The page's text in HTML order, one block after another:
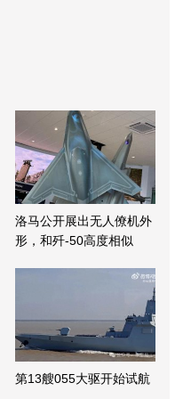
洛马公开展出无人僚机外
形，和歼-50高度相似
第13艘055大驱开始试航